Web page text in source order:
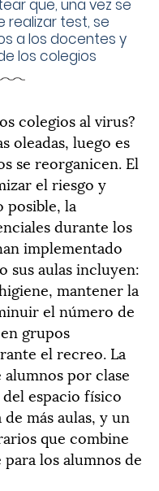
que, una vez se
realizar test, se
a los docentes y
los colegios
colegios al virus?
oleadas, luego es
se reorganicen. El
el riesgo y
posible, la
durante los
implementado
sus aulas incluyen:
mantener la
el número de
grupos
el recreo. La
por clase
espacio físico
más aulas, y un
que combine
los alumnos de